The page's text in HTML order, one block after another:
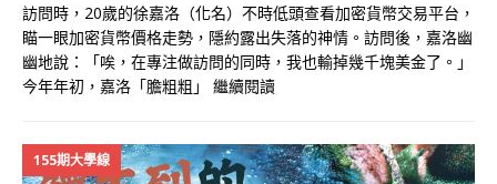
訪問時，20歲的徐嘉洛（化名）不時低頭查看加密貨幣交易平台，
瞄一眼加密貨幣價格走勢，隱約露出失落的神情。訪問後，嘉洛幽
幽地說：「唉，在專注做訪問的同時，我也輸掉幾千塊美金了。」
今年年初，嘉洛「膽粗粗」 繼續閱讀
155期大學線